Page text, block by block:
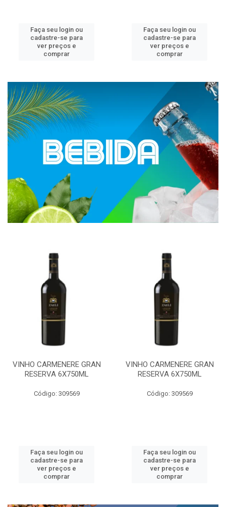
Faça seu login ou
cadastre-se para
ver preços e
comprar
Faça seu login ou
cadastre-se para
ver preços e
comprar
VINHO CARMENERE GRAN
RESERVA 6X750ML
Código: 309569
Faça seu login ou
cadastre-se para
ver preços e
comprar
VINHO CARMENERE GRAN
RESERVA 6X750ML
Código: 309569
Faça seu login ou
cadastre-se para
ver preços e
comprar